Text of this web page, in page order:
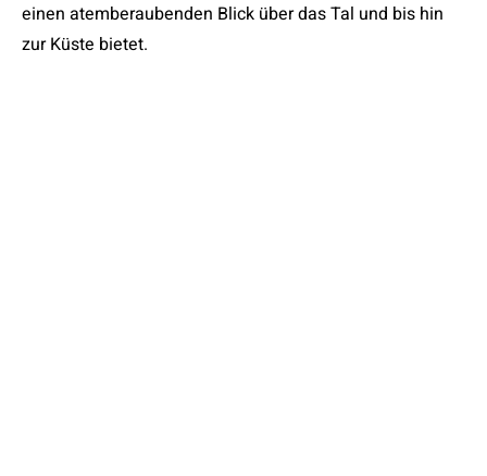
einen atemberaubenden Blick über das Tal und bis hin
zur Küste bietet.